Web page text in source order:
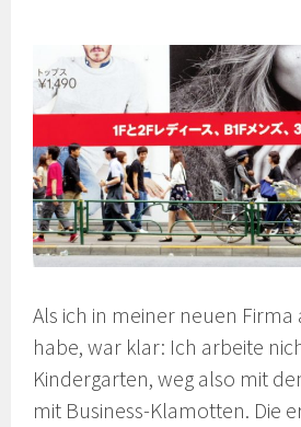
Als ich in meiner neuen Firma
habe, war klar: Ich arbeite
Kindergarten, weg also mit
mit Business-Klamotten. Die